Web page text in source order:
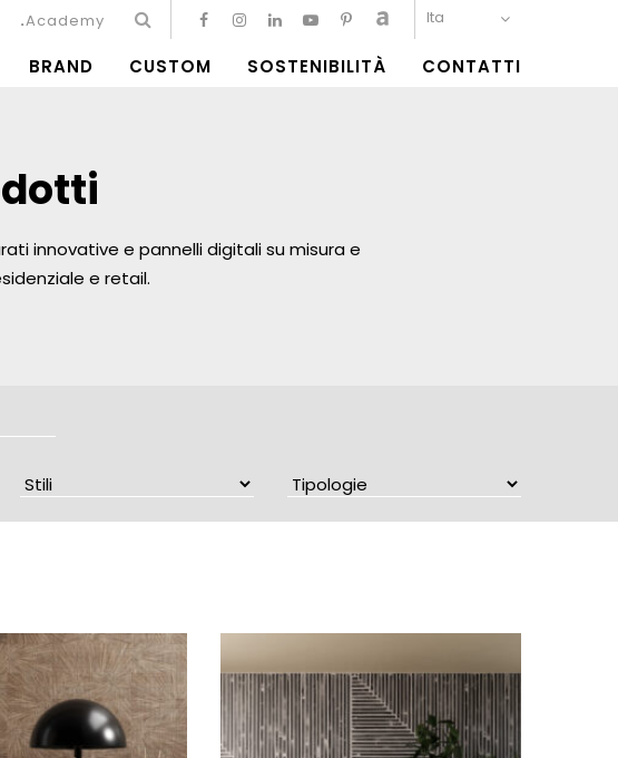
Ita
Academy
BRAND CUSTOM SOSTENIBILITÀ CONTATTI
innovative e pannelli digitali su misura e
e retail.